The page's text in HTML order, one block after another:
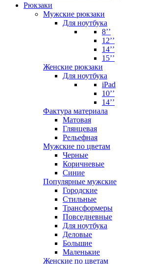
Рюкзаки
Мужские рюкзаки
Для ноутбука
8’’
12’’
14’’
15’’
Женские рюкзаки
Для ноутбука
iPad
10’’
14’’
Фактура материала
Матовая
Глянцевая
Рельефная
Мужские по цветам
Черные
Коричневые
Синие
Популярные мужские
Городские
Стильные
Трансформеры
Повседневные
Для ноутбука
Деловые
Большие
Маленькие
Женские по цветам